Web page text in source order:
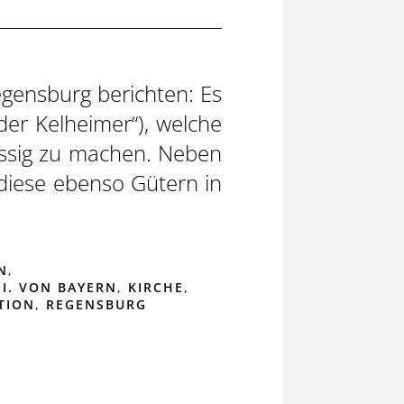
berichten: Es
Kelheimer“), welche
zu machen. Neben
ebenso Gütern in
,
VON BAYERN , KIRCHE ,
, REGENSBURG